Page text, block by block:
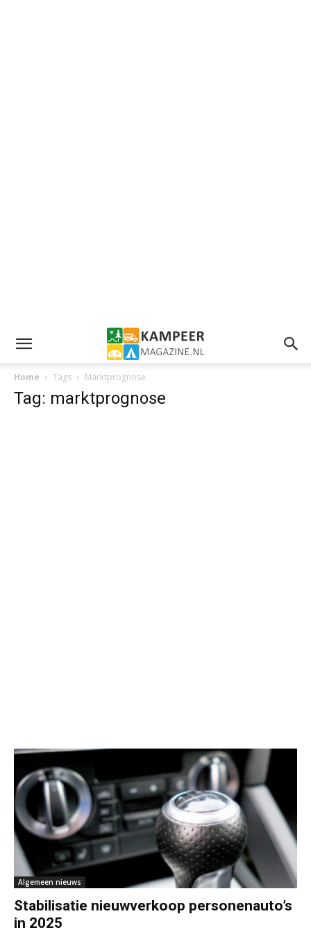
Home Tags Marktprognose
Tag: marktprognose
Algemeen nieuws
Stabilisatie nieuwverkoop personenauto’s
in 2025